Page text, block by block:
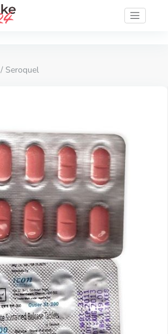
/ Seroquel